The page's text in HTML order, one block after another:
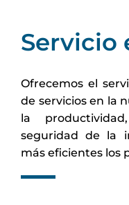
Servicio
Ofrecemos el
de servicios en la
la
seguridad de la
más eficientes los